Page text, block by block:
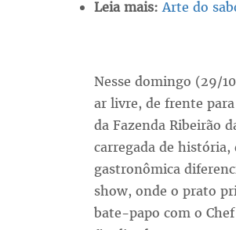
Leia mais: Arte do
Nesse domingo (29/
ar livre, de frente
da Fazenda Ribeirão
carregada de história,
gastronômica
show, onde o prato
bate-papo com o